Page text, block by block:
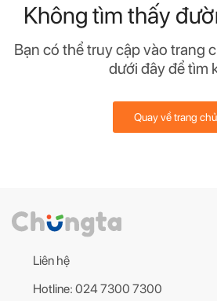
Không tìm thấy
Bạn có thể truy cập vào trang
dưới đây để tìm
Quay về trang chủ
Liên hệ
Hotline: 024 7300 7300